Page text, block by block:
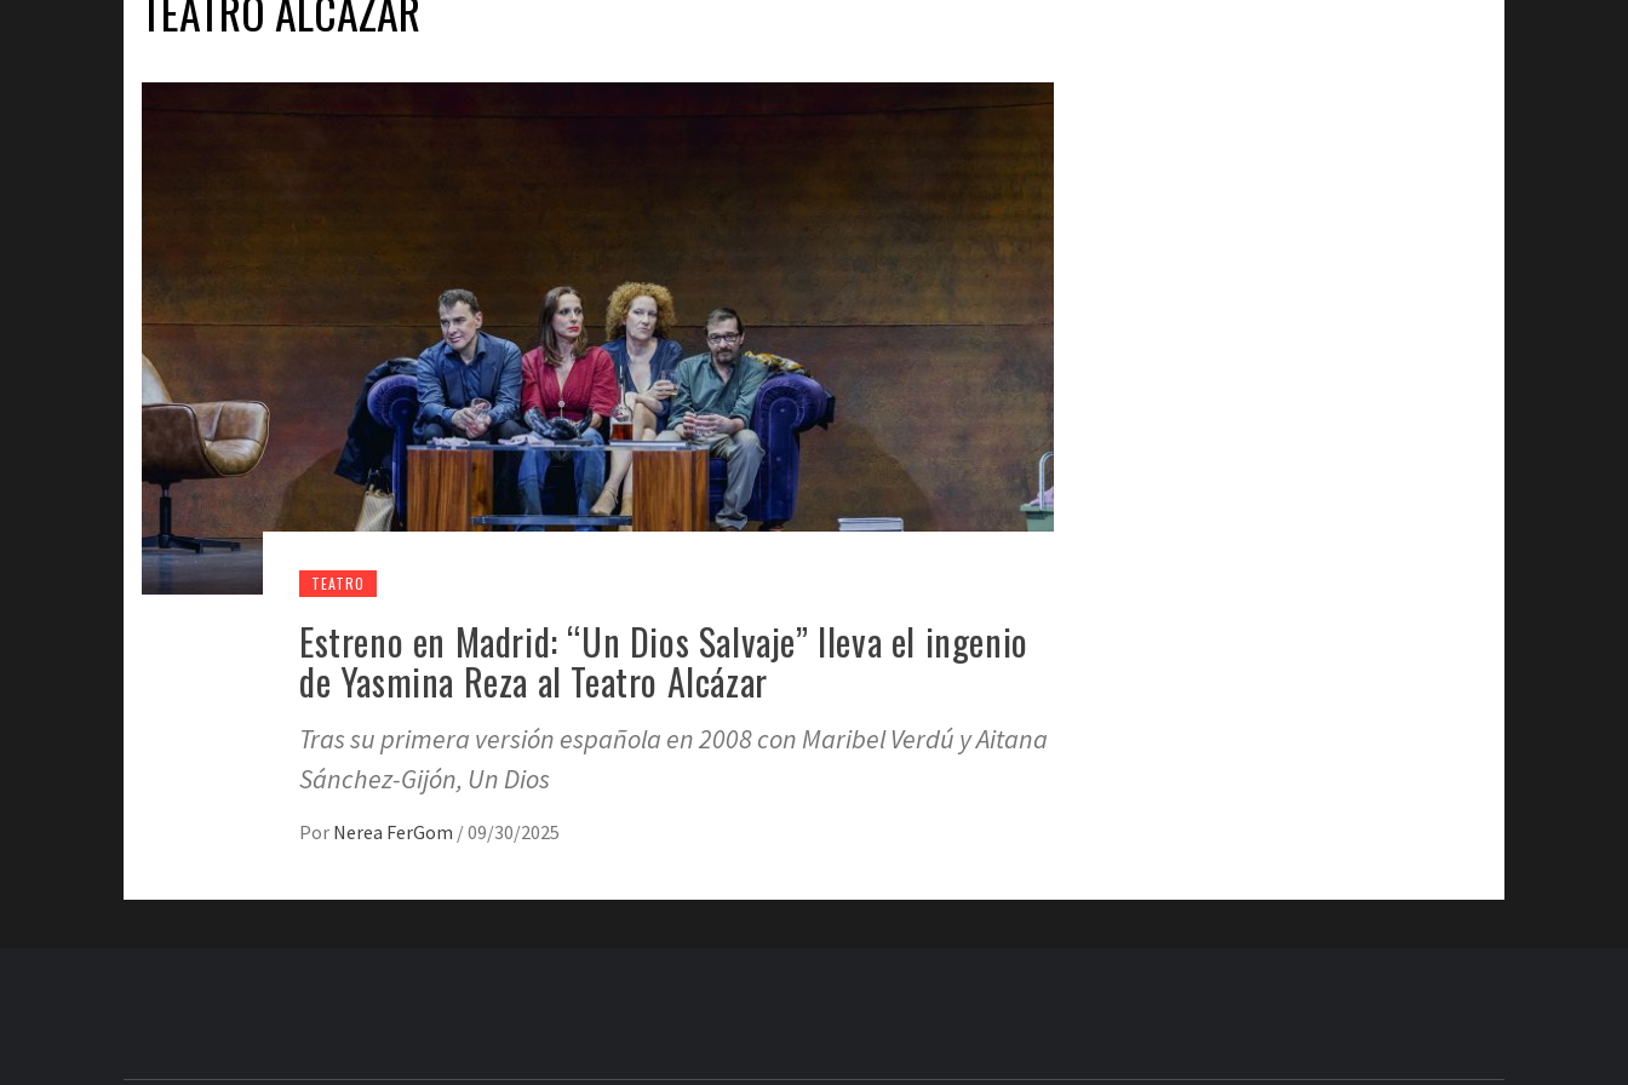
TEATRO
Estreno en Madrid: “Un Dios Salvaje” lleva el ingenio
de Yasmina Reza al Teatro Alcázar
Tras su primera versión española en 2008 con Maribel Verdú y Aitana
Sánchez-Gijón, Un Dios
Por Nerea FerGom /09/30/2025